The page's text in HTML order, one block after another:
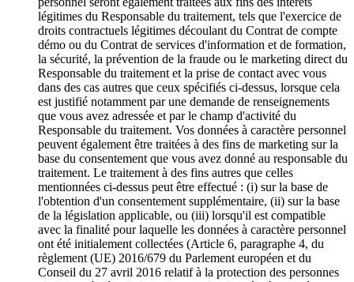
légitimes du Responsable du traitement, tels que l'exercice de
droits contractuels légitimes découlant du Contrat de compte
démo ou du Contrat de services d'information et de formation,
la sécurité, la prévention de la fraude ou le marketing direct du
Responsable du traitement et la prise de contact avec vous
dans des cas autres que ceux spécifiés ci-dessus, lorsque cela
est justifié notamment par une demande de renseignements
que vous avez adressée et par le champ d'activité du
Responsable du traitement. Vos données à caractère personnel
peuvent également être traitées à des fins de marketing sur la
base du consentement que vous avez donné au responsable du
traitement. Le traitement à des fins autres que celles
mentionnées ci-dessus peut être effectué : (i) sur la base de
l'obtention d'un consentement supplémentaire, (ii) sur la base
de la législation applicable, ou (iii) lorsqu'il est compatible
avec la finalité pour laquelle les données à caractère personnel
ont été initialement collectées (Article 6, paragraphe 4, du
règlement (UE) 2016/679 du Parlement européen et du
Conseil du 27 avril 2016 relatif à la protection des personnes